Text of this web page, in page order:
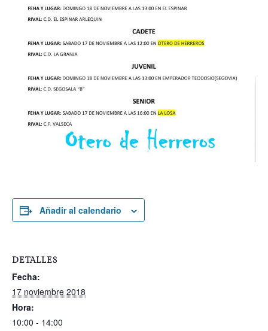
Añadir al calendario
DETALLES
Fecha:
17 noviembre 2018
Hora:
10:00 - 14:00